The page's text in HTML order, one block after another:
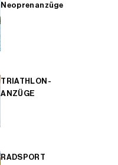
Neoprenanzüge
TRIATHLON-
ANZÜGE
RADSPORT